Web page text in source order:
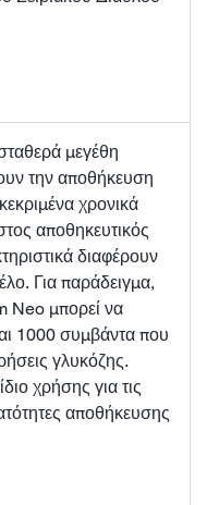
μεγέθη
την αποθήκευση
χρονικά
αποθηκευτικός
διαφέρουν
Για παράδειγμα,
Neo μπορεί να
1000 συμβάντα που
γλυκόζης.
χρήσης για τις
αποθήκευσης